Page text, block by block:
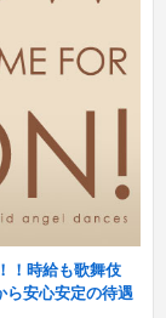
！時給も歌舞伎
安心安定の待遇